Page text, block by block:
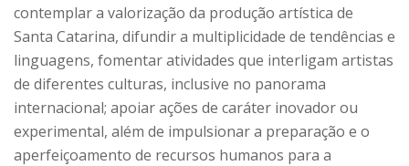
contemplar a valorização da produção artística de
Santa Catarina, difundir a multiplicidade de tendências e
linguagens, fomentar atividades que interligam artistas
de diferentes culturas, inclusive no panorama
internacional; apoiar ações de caráter inovador ou
experimental, além de impulsionar a preparação e o
aperfeiçoamento de recursos humanos para a